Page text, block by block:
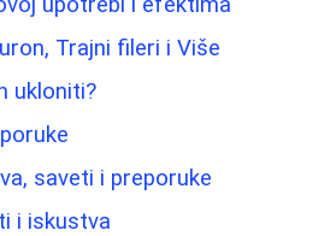
Trajni fileri i Više
ukloniti?
saveti i preporuke
i iskustva